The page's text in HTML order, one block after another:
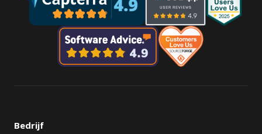
Bedrijf